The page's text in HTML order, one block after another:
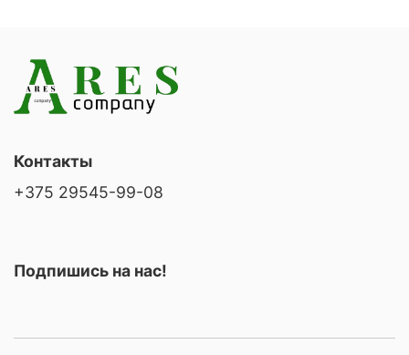
Контакты
+375 29545-99-08
Подпишись на нас!